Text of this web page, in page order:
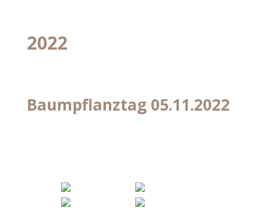
2022
Baumpflanztag 05.11.2022